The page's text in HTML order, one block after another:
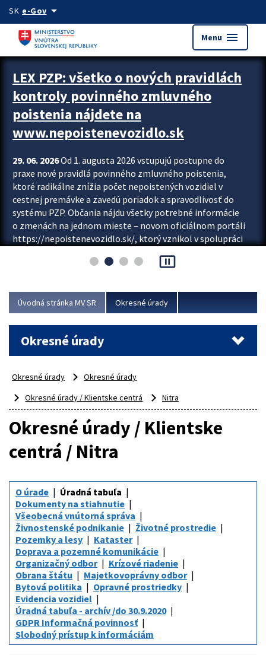
Preskocit na hlavný obsah
SK e-Govarrow_drop_down
Menu menu
Zastavit automatický posun upútavok
LEX PZP: všetko o nových pravidlách
kontroly povinného zmluvného
poistenia nájdete na
www.nepoistenevozidlo.sk
29. 06. 2026Od 1. augusta 2026 vstupujú postupne do
praxe nové pravidlá povinného zmluvného poistenia,
ktoré radikálne znížia počet nepoistených vozidiel v
cestnej premávke a zavedú poriadok a spravodlivosť do
systému PZP. Občania nájdu všetky potrebné informácie
o zmenách na jednom mieste – novom oficiálnom portáli
https://nepoistenevozidlo.sk/, ktorý vznikol v spolupráci
asociácie poisťovní (SLASPO) a Ministerstva vnútra SR.
Viac
pause_presentation
Úvodná stránka MV SR Okresné úrady
Okresné úrady
Okresné úrady
Okresné úrady
Okresné úrady / Klientske centrá
Nitra
Okresné úrady / Klientske
centrá / Nitra
O úrade
Úradná tabuľa
Dokumenty na stiahnutie
Všeobecná vnútorná správa
Živnostenské podnikanie
Životné prostredie
Pozemky a lesy
Kataster
Doprava a pozemné komunikácie
Organizačný odbor
Krízové riadenie
Obrana štátu
Majetkovoprávny odbor
Bytová politika
Opravné prostriedky
Evidencia vozidiel
Úradná tabuľa - archív /do 30.9.2020
GDPR Informačná povinnosť
Slobodný prístup k informáciám